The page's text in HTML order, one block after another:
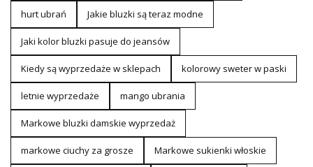
hurt ubrań Jakie bluzki są teraz modne
Jaki kolor bluzki pasuje do jeansów
Kiedy są wyprzedaże w sklepach kolorowy sweter w paski
letnie wyprzedaże mango ubrania
Markowe bluzki damskie wyprzedaż
markowe ciuchy za grosze Markowe sukienki włoskie